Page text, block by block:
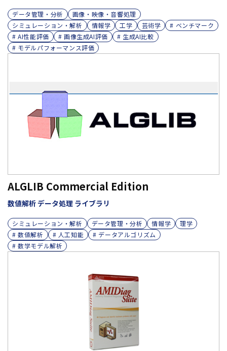
データ管理・分析
画像・映像・音響処理
シミュレーション・解析
情報学 工学 芸術学
# ベンチマーク
# AI性能評価
# 画像生成AI評価
# 生成AI比較
# モデルパフォーマンス評価
ALGLIB Commercial Edition
数値解析 データ処理 ライブラリ
シミュレーション・解析 データ管理・分析 情報学
理学
# 数値解析
# 人工知能
# データアルゴリズム
# 数学モデル解析